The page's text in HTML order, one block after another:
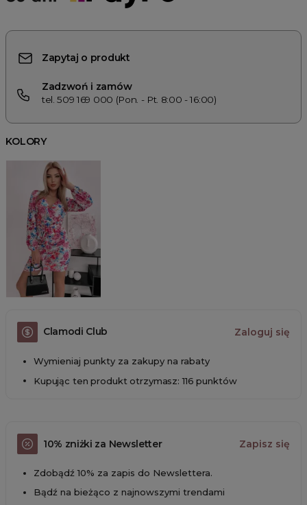
Zapytaj o produkt
Zadzwoń i zamów
tel. 509 169 000 (Pon. - Pt. 8:00 - 16:00)
KOLORY
Clamodi Club Zaloguj się
Wymieniaj punkty za zakupy na rabaty
Kupując ten produkt otrzymasz: 116 punktów
10% zniżki za Newsletter Zapisz się
Zdobądź 10% za zapis do Newslettera.
Bądź na bieżąco z najnowszymi trendami